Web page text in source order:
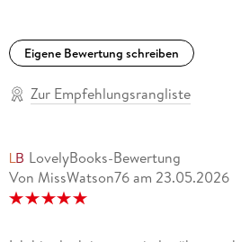
Eigene Bewertung schreiben
Zur Empfehlungsrangliste
LovelyBooks-Bewertung
Von MissWatson76 am 23.05.2026